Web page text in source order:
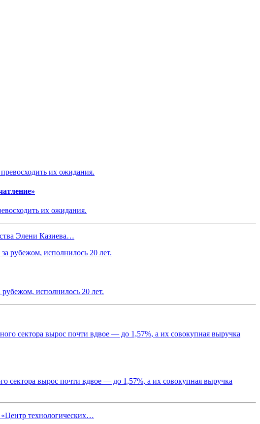
их ожидания.
Элени Казиева…
исполнилось 20 лет.
сектора вырос почти вдвое — до 1,57%, а их совокупная выручка
технологических…